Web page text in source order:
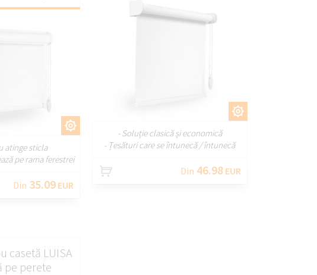
atinge sticla
pe rama ferestrei
Din 35.09EUR
- Soluție clasică și economică
- Țesături care se întunecă / întunecă
Din 46.98 EUR
casetă LUISA
pe perete